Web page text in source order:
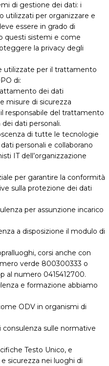
di gestione dei dati: i
utilizzati per organizzare e
essere in grado di
questi sistemi e come
la privacy degli
utilizzate per il trattamento
di:
dei dati
misure di sicurezza
responsabile del trattamento
dati personali.
di tutte le tecnologie
personali e collaborano
IT dell’organizzazione
per garantire la conformità
sulla protezione dei dati
per assunzione incarico
a disposizione il modulo di
corsi anche con
verde 800300333 o
al numero 0415412700.
e formazione abbiamo
ODV in organismi di
sulle normative
Testo Unico, e
sicurezza nei luoghi di